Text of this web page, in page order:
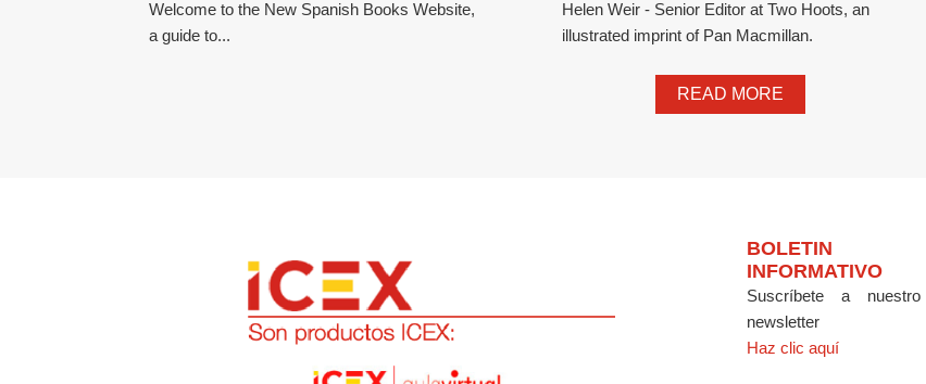
Welcome to the New Spanish Books Website,
a guide to...
Helen Weir - Senior Editor at Two Hoots, an
illustrated imprint of Pan Macmillan.
READ MORE
BOLETIN
INFORMATIVO
Suscríbete a nuestro
newsletter
Haz clic aquí